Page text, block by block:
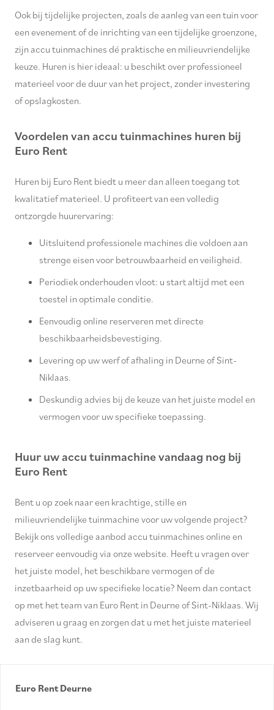
Ook bij tijdelijke projecten, zoals de aanleg van een tuin voor
een evenement of de inrichting van een tijdelijke groenzone,
zijn accu tuinmachines dé praktische en milieuvriendelijke
keuze. Huren is hier ideaal: u beschikt over professioneel
materieel voor de duur van het project, zonder investering
of opslagkosten.
Voordelen van accu tuinmachines huren bij
Euro Rent
Huren bij Euro Rent biedt u meer dan alleen toegang tot
kwalitatief materieel. U profiteert van een volledig
ontzorgde huurervaring:
Uitsluitend professionele machines die voldoen aan
strenge eisen voor betrouwbaarheid en veiligheid.
Periodiek onderhouden vloot: u start altijd met een
toestel in optimale conditie.
Eenvoudig online reserveren met directe
beschikbaarheidsbevestiging.
Levering op uw werf of afhaling in Deurne of Sint-
Niklaas.
Deskundig advies bij de keuze van het juiste model en
vermogen voor uw specifieke toepassing.
Huur uw accu tuinmachine vandaag nog bij
Euro Rent
Bent u op zoek naar een krachtige, stille en
milieuvriendelijke tuinmachine voor uw volgende project?
Bekijk ons volledige aanbod accu tuinmachines online en
reserveer eenvoudig via onze website. Heeft u vragen over
het juiste model, het beschikbare vermogen of de
inzetbaarheid op uw specifieke locatie? Neem dan contact
op met het team van Euro Rent in Deurne of Sint-Niklaas. Wij
adviseren u graag en zorgen dat u met het juiste materieel
aan de slag kunt.
Euro Rent Deurne